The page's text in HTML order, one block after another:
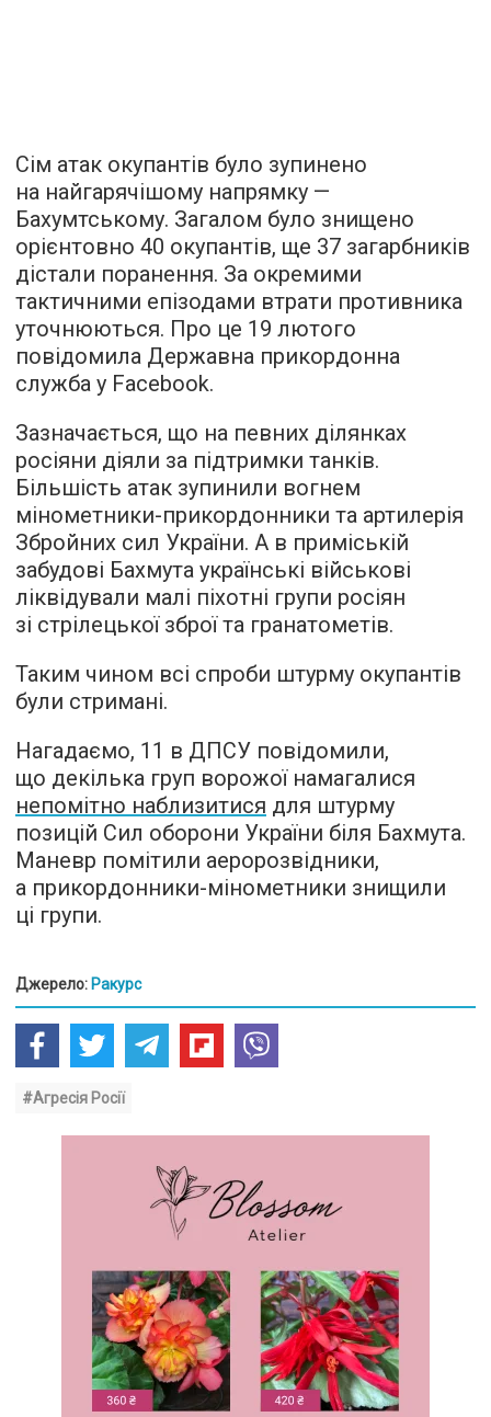
Сім атак окупантів було зупинено
на найгарячішому напрямку —
Бахумтському. Загалом було знищено
орієнтовно 40 окупантів, ще 37 загарбників
дістали поранення. За окремими
тактичними епізодами втрати противника
уточнюються. Про це 19 лютого
повідомила Державна прикордонна
служба у Facebook.
Зазначається, що на певних ділянках
росіяни діяли за підтримки танків.
Більшість атак зупинили вогнем
мінометники-прикордонники та артилерія
Збройних сил України. А в приміській
забудові Бахмута українські військові
ліквідували малі піхотні групи росіян
зі стрілецької зброї та гранатометів.
Таким чином всі спроби штурму окупантів
були стримані.
Нагадаємо, 11 в ДПСУ повідомили,
що декілька груп ворожої намагалися
непомітно наблизитися для штурму
позицій Сил оборони України біля Бахмута.
Маневр помітили аеророзвідники,
а прикордонники-мінометники знищили
ці групи.
Джерело: Ракурс
#Агресія Росії